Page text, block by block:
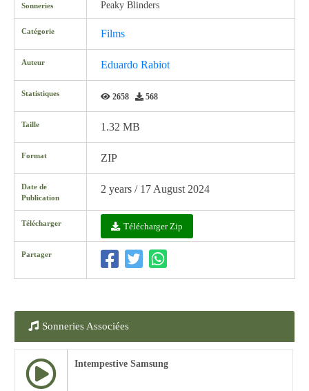
Sonneries Peaky Blinders
Catégorie Films
Auteur Eduardo Rabiot
Statistiques 2658 568
Taille 1.32 MB
Format ZIP
Date de
Publication
2 years / 17 August 2024
Télécharger Télécharger Zip
Partager
Sonneries Associées
Intempestive Samsung